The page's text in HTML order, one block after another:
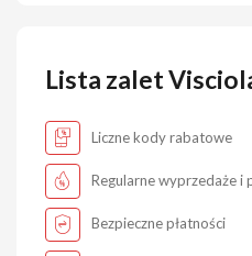
Lista zalet
Liczne kody rabatowe
Regularne wyprzedaże i
Bezpieczne płatności